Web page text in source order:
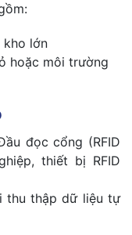
kho lớn
hoặc môi trường
đọc cổng (RFID
thiết bị RFID
thu thập dữ liệu tự